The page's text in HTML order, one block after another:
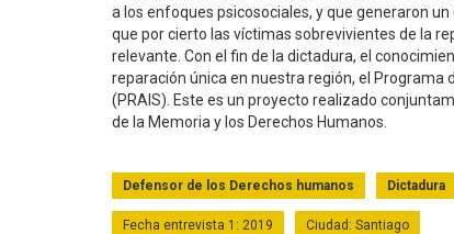
a los enfoques psicosociales, y que generaron
que por cierto las víctimas sobrevivientes de la
relevante. Con el fin de la dictadura, el
reparación única en nuestra región, el Programa
(PRAIS). Este es un proyecto realizado
de la Memoria y los Derechos Humanos.
Defensor de los Derechos humanos Dictadura
Fecha entrevista 1: 2019 Ciudad: Santiago